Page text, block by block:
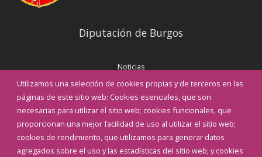
Utilizamos una selección de cookies propias y de terceros en las
páginas de este sitio web: Cookies esenciales, que son
necesarias para utilizar el sitio web; cookies funcionales, que
proporcionan una mejor facilidad de uso al utilizar el sitio web;
cookies de rendimiento, que utilizamos para generar datos
agregados sobre el uso y las estadísticas del sitio web; y cookies
Diputación de Burgos
Noticias
Eventos
Corporación Municipal
Teléfonos de interés
INICIAR SESIÓN
MAPA WEB